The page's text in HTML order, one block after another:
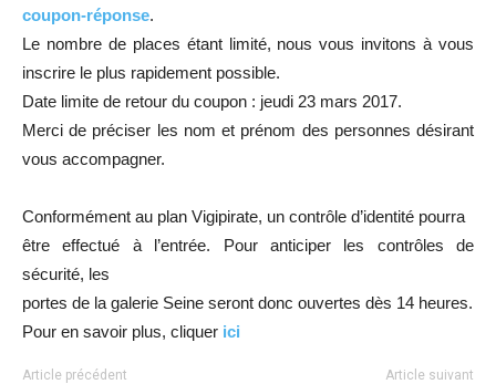
coupon-réponse.
Le nombre de places étant limité, nous vous invitons à vous
inscrire le plus rapidement possible.
Date limite de retour du coupon : jeudi 23 mars 2017.
Merci de préciser les nom et prénom des personnes désirant
vous accompagner.
Conformément au plan Vigipirate, un contrôle d’identité pourra
être effectué à l’entrée. Pour anticiper les contrôles de
sécurité, les
portes de la galerie Seine seront donc ouvertes dès 14 heures.
Pour en savoir plus, cliquer ici
Article précédent Article suivant